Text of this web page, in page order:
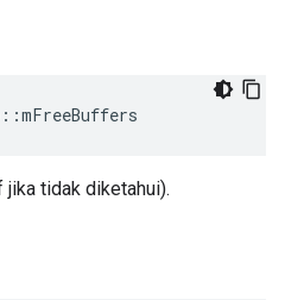
::mFreeBuffers
tidak diketahui).